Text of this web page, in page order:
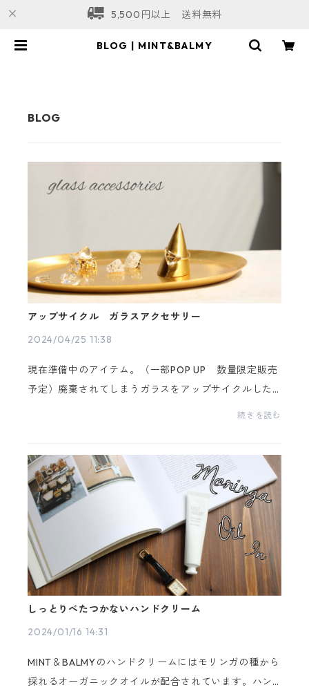
5,500円以上 送料無料
BLOG | MINT&BALMY
アップサイクル ガラスアクセサリー
2024/04/25 11:38
現在準備中のアイテム。（一部POP UP 数量限定販売
予定）廃棄されてしまうガラスをアップサイクルした
アクセサリー。ピアス・イヤリング・フリーリングの3
続きを読む
しっとりべたつかないハンドクリーム
2024/01/16 14:31
MINT＆BALMYのハンドクリームにはモリンガの種から
採れるオーガニックオイルが配合されています。ハン